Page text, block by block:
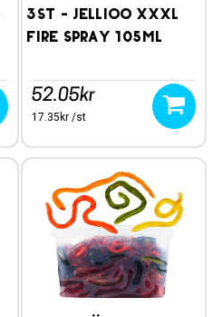
3st - Jellioo XXXL
Fire Spray 105ml
52.05kr
17.35kr /st